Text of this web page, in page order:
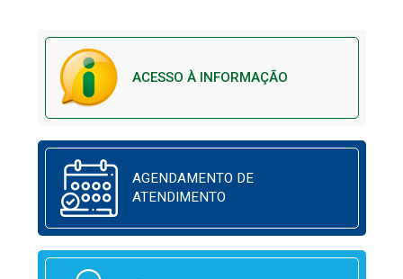
ACESSO À INFORMAÇÃO
AGENDAMENTO DE
ATENDIMENTO